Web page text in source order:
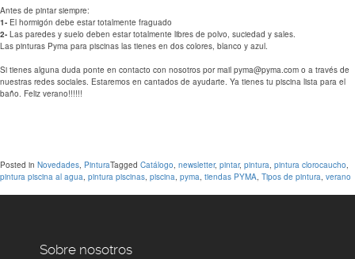
Antes de pintar siempre:
1- El hormigón debe estar totalmente fraguado
2- Las paredes y suelo deben estar totalmente libres de polvo, suciedad y sales.
Las pinturas Pyma para piscinas las tienes en dos colores, blanco y azul.
Si tienes alguna duda ponte en contacto con nosotros por mail pyma@pyma.com o a través de
nuestras redes sociales. Estaremos en cantados de ayudarte. Ya tienes tu piscina lista para el
baño. Feliz verano!!!!!!
Posted in Novedades, PinturaTagged Catálogo, newsletter, pintar, pintura, pintura clorocaucho,
pintura piscina al agua, pintura piscinas, piscina, pyma, tiendas PYMA, Tipos de pintura, verano
Sobre nosotros